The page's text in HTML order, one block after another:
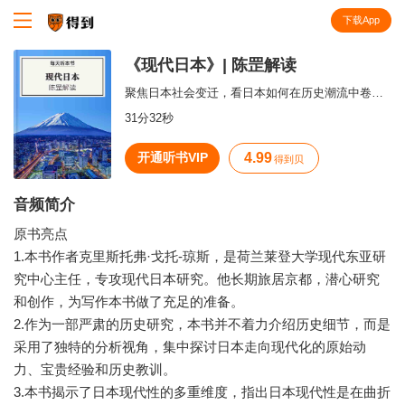
下载App
《现代日本》| 陈罡解读
聚焦日本社会变迁，看日本如何在历史潮流中卷入了现代性。
31分32秒
开通听书VIP 4.99 得到贝
音频简介
原书亮点
1.本书作者克里斯托弗·戈托-琼斯，是荷兰莱登大学现代东亚研
究中心主任，专攻现代日本研究。他长期旅居京都，潜心研究
和创作，为写作本书做了充足的准备。
2.作为一部严肃的历史研究，本书并不着力介绍历史细节，而是
采用了独特的分析视角，集中探讨日本走向现代化的原始动
力、宝贵经验和历史教训。
3.本书揭示了日本现代性的多重维度，指出日本现代性是在曲折